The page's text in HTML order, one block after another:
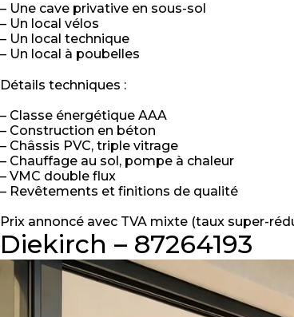
– Une cave privative en sous-sol
– Un local vélos
– Un local technique
– Un local à poubelles
Détails techniques :
– Classe énergétique AAA
– Construction en béton
– Châssis PVC, triple vitrage
– Chauffage au sol, pompe à chaleur
– VMC double flux
– Revêtements et finitions de qualité
Prix annoncé avec TVA mixte (taux super-
Diekirch – 87264193